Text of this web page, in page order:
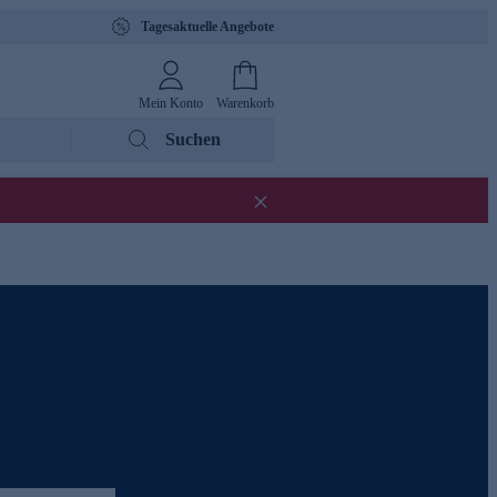
Tagesaktuelle Angebote
Mein Konto Warenkorb
Suchen